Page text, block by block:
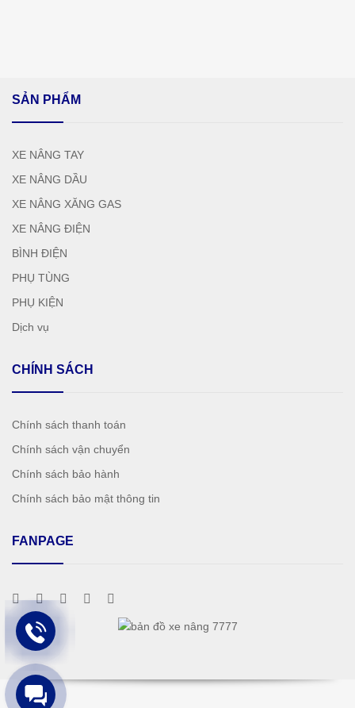
SẢN PHẨM
XE NÂNG TAY
XE NÂNG DẦU
XE NÂNG XĂNG GAS
XE NÂNG ĐIỆN
BÌNH ĐIỆN
PHỤ TÙNG
PHỤ KIỆN
Dịch vụ
CHÍNH SÁCH
Chính sách thanh toán
Chính sách vận chuyển
Chính sách bảo hành
Chính sách bảo mật thông tin
FANPAGE